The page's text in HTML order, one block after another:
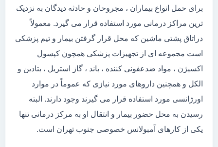
برای حمل انواع بیماران ، مجروحان و حادثه دیدگان به نزدیک
ترین مراکز درمانی مورد استفاده قرار می گیرد. معمولاً
دراتاق پشتی ماشین که محل قرار گرفتن بیمار و تیم پزشکی
است مجموعه ای از تجهیزات پزشکی همچون کپسول
اکسیژن ، مواد ضدعفونی کننده ، باند ، گاز استریل ، بتادین و
الکل و همچنین داروهای مورد نیازی که عموماً در موارد
اورژانسی مورد استفاده قرار می گیرند وجود دارند. البته
رسیدن به محل حضور بیمار و انتقال او به مرکز درمانی تنها
یکی از کارهای آمبولانس خصوصی جنوب تهران است.